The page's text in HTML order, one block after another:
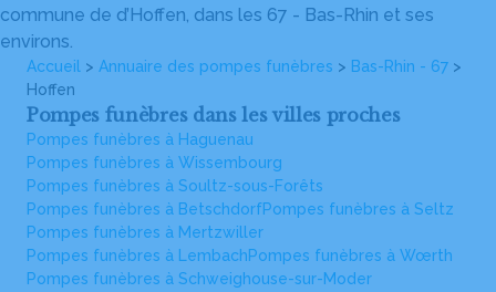
commune de d’Hoffen, dans les 67 - Bas-Rhin et ses
environs.
Accueil > Annuaire des pompes funèbres > Bas-Rhin - 67 >
Hoffen
Pompes funèbres dans les villes proches
Pompes funèbres à Haguenau
Pompes funèbres à Wissembourg
Pompes funèbres à Soultz-sous-Forêts
Pompes funèbres à BetschdorfPompes funèbres à Seltz
Pompes funèbres à Mertzwiller
Pompes funèbres à LembachPompes funèbres à Wœrth
Pompes funèbres à Schweighouse-sur-Moder